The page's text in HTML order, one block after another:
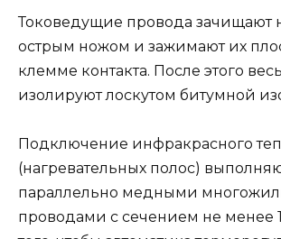
Токоведущие провода зачищают
острым ножом и зажимают их
клемме контакта. После этого
изолируют лоскутом битумной
Подключение инфракрасного
(нагревательных полос)
параллельно медными
проводами с сечением не менее